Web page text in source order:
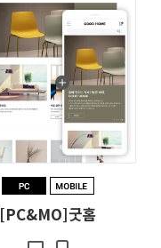
[PC&MO]굿홈